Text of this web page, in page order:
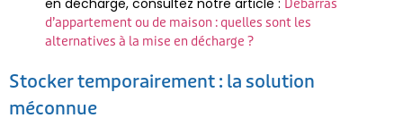
Débarras
d’appartement ou de maison : quelles sont les
alternatives à la mise en décharge ?
Stocker temporairement : la solution
méconnue